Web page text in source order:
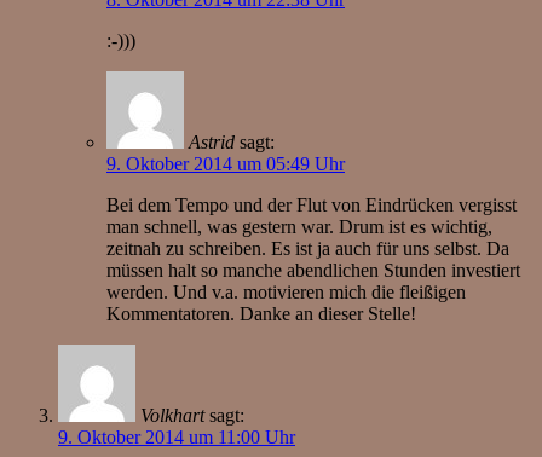
:-)))
Astrid sagt:
9. Oktober 2014 um 05:49 Uhr
Bei dem Tempo und der Flut von Eindrücken vergisst
man schnell, was gestern war. Drum ist es wichtig,
zeitnah zu schreiben. Es ist ja auch für uns selbst. Da
müssen halt so manche abendlichen Stunden investiert
werden. Und v.a. motivieren mich die fleißigen
Kommentatoren. Danke an dieser Stelle!
Volkhart sagt:
9. Oktober 2014 um 11:00 Uhr